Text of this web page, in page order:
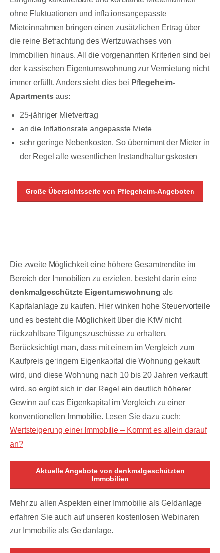
ohne Fluktuationen und inflationsangepasste
Mieteinnahmen bringen einen zusätzlichen Ertrag über
die reine Betrachtung des Wertzuwachses von
Immobilien hinaus. All die vorgenannten Kriterien sind bei
der klassischen Eigentumswohnung zur Vermietung nicht
immer erfüllt. Anders sieht dies bei Pflegeheim-
Apartments aus:
25-jähriger Mietvertrag
an die Inflationsrate angepasste Miete
sehr geringe Nebenkosten. So übernimmt der Mieter in
der Regel alle wesentlichen Instandhaltungskosten
Große Übersichtsseite von Pflegeheim-Angeboten
Die zweite Möglichkeit eine höhere Gesamtrendite im
Bereich der Immobilien zu erzielen, besteht darin eine
denkmalgeschützte Eigentumswohnung als
Kapitalanlage zu kaufen. Hier winken hohe Steuervorteile
und es besteht die Möglichkeit über die KfW nicht
rückzahlbare Tilgungszuschüsse zu erhalten.
Berücksichtigt man, dass mit einem im Vergleich zum
Kaufpreis geringem Eigenkapital die Wohnung gekauft
wird, und diese Wohnung nach 10 bis 20 Jahren verkauft
wird, so ergibt sich in der Regel ein deutlich höherer
Gewinn auf das Eigenkapital im Vergleich zu einer
konventionellen Immobilie. Lesen Sie dazu auch:
Wertsteigerung einer Immobilie – Kommt es allein darauf
an?
Aktuelle Angebote von denkmalgeschützten
Immobilien
Mehr zu allen Aspekten einer Immobilie als Geldanlage
erfahren Sie auch auf unseren kostenlosen Webinaren
zur Immobilie als Geldanlage.